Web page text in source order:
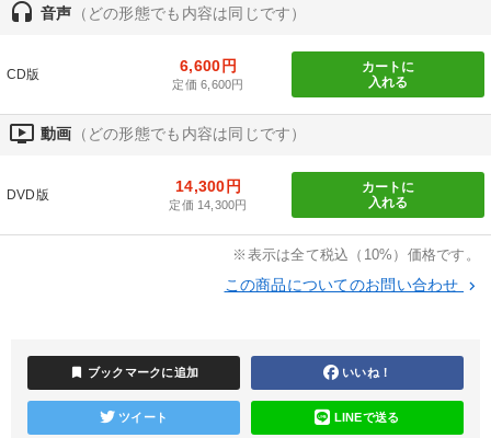
refresh 更新する
全国経営者セミナー収録物以外の経営教材（全762タイトル）からお探
2026年夏季全国経営者セミナー収録講演ＣＤ・講演ＤＶＤ・デジ
タル版（音声／動画ストリーミング・ダウンロード）
「儲けの本質」を突く
2026年春季全国経営者セミナー収録講演ＣＤ・講演ＤＶＤ・デジ
タル版（音声／動画ストリーミング・ダウンロード）
headset 音声 （どの形態でも内容は同じです）
CD版 6,600円
定価 6,600円
カートに
入れる
ondemand_video 動画 （どの形態でも内容は同じです）
DVD版 14,300円
定価 14,300円
カートに
入れる
※表示は全て税込（10%）価格です。
この商品についてのお問い合わせ keyboard_arrow_right
bookmark ブックマークに追加 いいね！
ツイート LINEで送る